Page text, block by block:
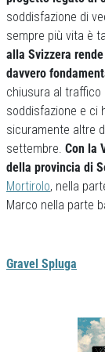
soddisfazione di
sempre più vita è
alla Svizzera
davvero
chiusura al traffico
soddisfazione e ci
sicuramente altre
settembre. Con la
della provincia di
Mortirolo, nella
Marco nella parte
Gravel Spluga
Previous